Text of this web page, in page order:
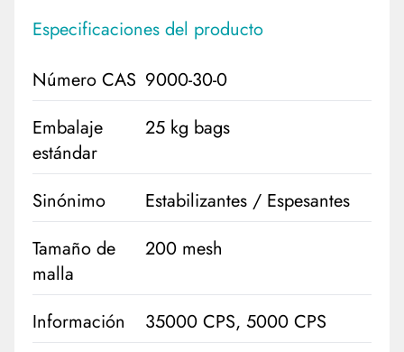
Especificaciones del producto
Número CAS 9000-30-0
Embalaje
estándar
25 kg bags
Sinónimo
Estabilizantes / Espesantes
Tamaño de
malla
200 mesh
Información 35000 CPS, 5000 CPS